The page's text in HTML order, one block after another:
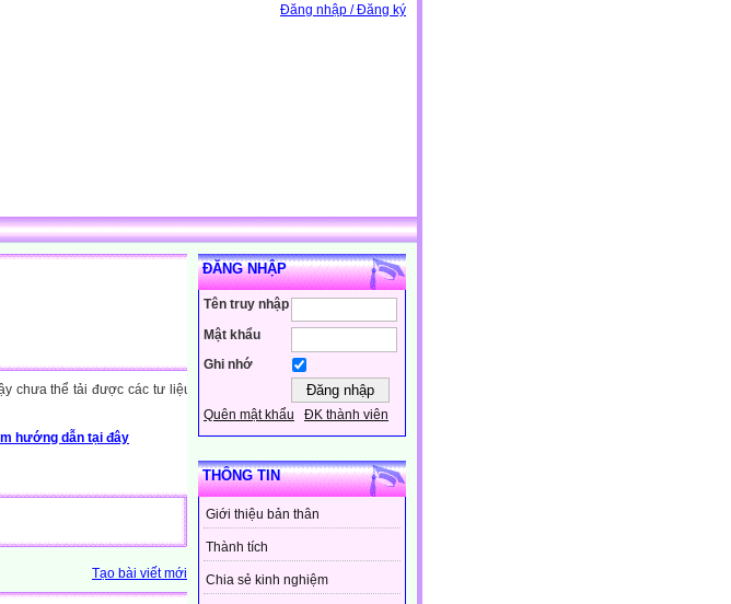
Đăng nhập / Đăng ký
ĐĂNG NHẬP
Tên truy nhập
Mật khẩu
Ghi nhớ
Quên mật khẩu ĐK thành viên
THÔNG TIN
Giới thiệu bản thân
Thành tích
Chia sẻ kinh nghiệm
chưa thể tải được các tư liệu
hướng dẫn tại đây
Tạo bài viết mới